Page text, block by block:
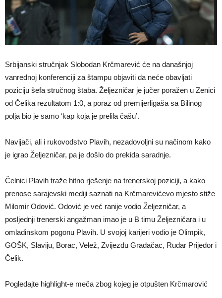
Srbijanski stručnjak Slobodan Krčmarević će na današnjoj
vanrednoj konferenciji za štampu objaviti da neće obavljati
poziciju šefa stručnog štaba. Željezničar je jučer poražen u Zenici
od Čelika rezultatom 1:0, a poraz od premijerligaša sa Bilinog
polja bio je samo ‘kap koja je prelila čašu’.
Navijači, ali i rukovodstvo Plavih, nezadovoljni su načinom kako
je igrao Željezničar, pa je došlo do prekida saradnje.
Čelnici Plavih traže hitno rješenje na trenerskoj poziciji, a kako
prenose sarajevski mediji saznati na Krčmarevićevo mjesto stiže
Milomir Odović. Odović je već ranije vodio Željezničar, a
posljednji trenerski angažman imao je u B timu Željezničara i u
omladinskom pogonu Plavih. U svojoj karijeri vodio je Olimpik,
GOŠK, Slaviju, Borac, Velež, Zvijezdu Gradačac, Rudar Prijedor i
Čelik.
Pogledajte highlight-e meča zbog kojeg je otpušten Krčmarović